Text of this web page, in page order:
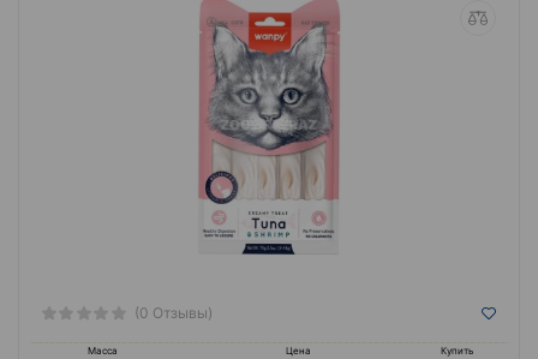
(0 Отзывы)
Масса Цена
Купить